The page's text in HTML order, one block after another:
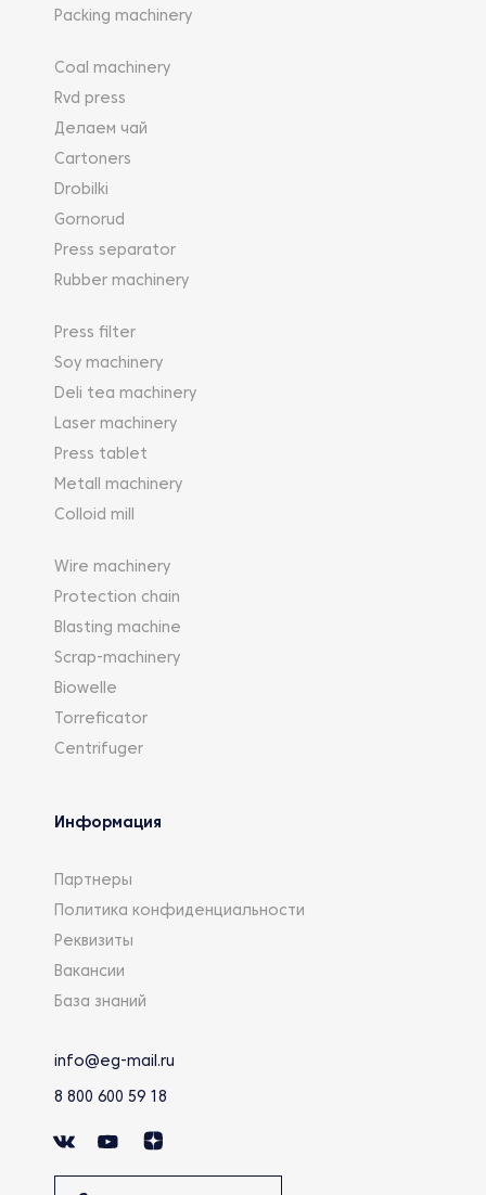
Packing machinery
Coal machinery
Rvd press
Делаем чай
Cartoners
Drobilki
Gornorud
Press separator
Rubber machinery
Press filter
Soy machinery
Deli tea machinery
Laser machinery
Press tablet
Metall machinery
Colloid mill
Wire machinery
Protection chain
Blasting machine
Scrap-machinery
Biowelle
Torreficator
Centrifuger
Информация
Партнеры
Политика конфиденциальности
Реквизиты
Вакансии
База знаний
info@eg-mail.ru
8 800 600 59 18